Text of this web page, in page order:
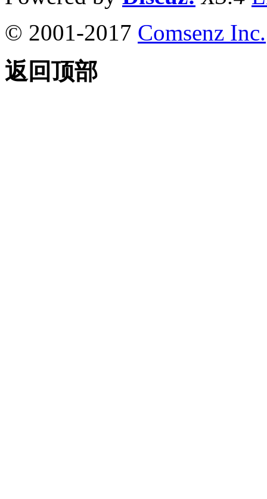
© 2001-2017 Comsenz Inc.
返回顶部